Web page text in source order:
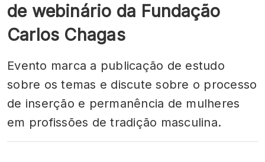
de webinário da Fundação
Carlos Chagas
Evento marca a publicação de estudo
sobre os temas e discute sobre o processo
de inserção e permanência de mulheres
em profissões de tradição masculina.